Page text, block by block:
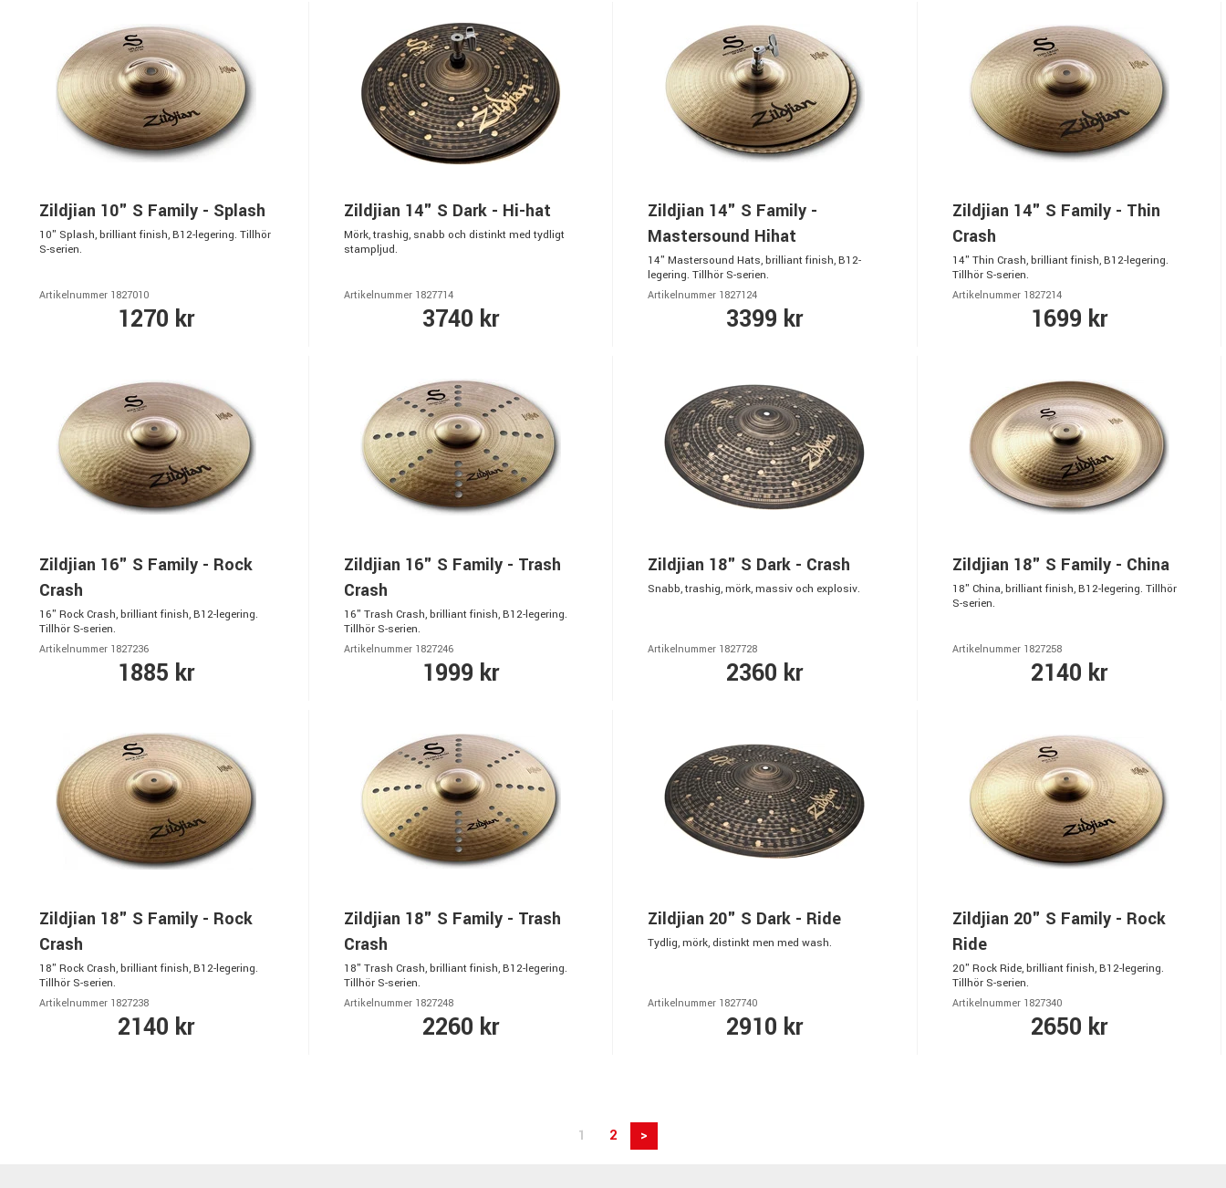
Zildjian 10" S Family - Splash
10" Splash, brilliant finish, B12-legering. Tillhör
S-serien.
Artikelnummer 1827010
1270 kr
Zildjian 14" S Dark - Hi-hat
Mörk, trashig, snabb och distinkt med tydligt
stampljud.
Artikelnummer 1827714
3740 kr
Zildjian 14" S Family -
Mastersound Hihat
14" Mastersound Hats, brilliant finish, B12-
legering. Tillhör S-serien.
Artikelnummer 1827124
3399 kr
Zildjian 14" S Family - Thin
Crash
14" Thin Crash, brilliant finish, B12-legering.
Tillhör S-serien.
Artikelnummer 1827214
1699 kr
Zildjian 16" S Family - Rock
Crash
16" Rock Crash, brilliant finish, B12-legering.
Tillhör S-serien.
Artikelnummer 1827236
1885 kr
Zildjian 16" S Family - Trash
Crash
16" Trash Crash, brilliant finish, B12-legering.
Tillhör S-serien.
Artikelnummer 1827246
1999 kr
Zildjian 18" S Dark - Crash
Snabb, trashig, mörk, massiv och explosiv.
Artikelnummer 1827728
2360 kr
Zildjian 18" S Family - China
18" China, brilliant finish, B12-legering. Tillhör
S-serien.
Artikelnummer 1827258
2140 kr
Zildjian 18" S Family - Rock
Crash
18" Rock Crash, brilliant finish, B12-legering.
Tillhör S-serien.
Artikelnummer 1827238
2140 kr
Zildjian 18" S Family - Trash
Crash
18" Trash Crash, brilliant finish, B12-legering.
Tillhör S-serien.
Artikelnummer 1827248
2260 kr
Zildjian 20" S Dark - Ride
Tydlig, mörk, distinkt men med wash.
Artikelnummer 1827740
2910 kr
Zildjian 20" S Family - Rock
Ride
20" Rock Ride, brilliant finish, B12-legering.
Tillhör S-serien.
Artikelnummer 1827340
2650 kr
1 2 >